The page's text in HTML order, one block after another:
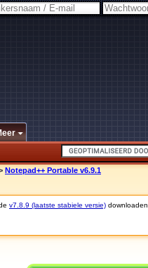
Notepad++ Portable v6.9.1
v7.8.9 (laatste stabiele versie) downloaden.